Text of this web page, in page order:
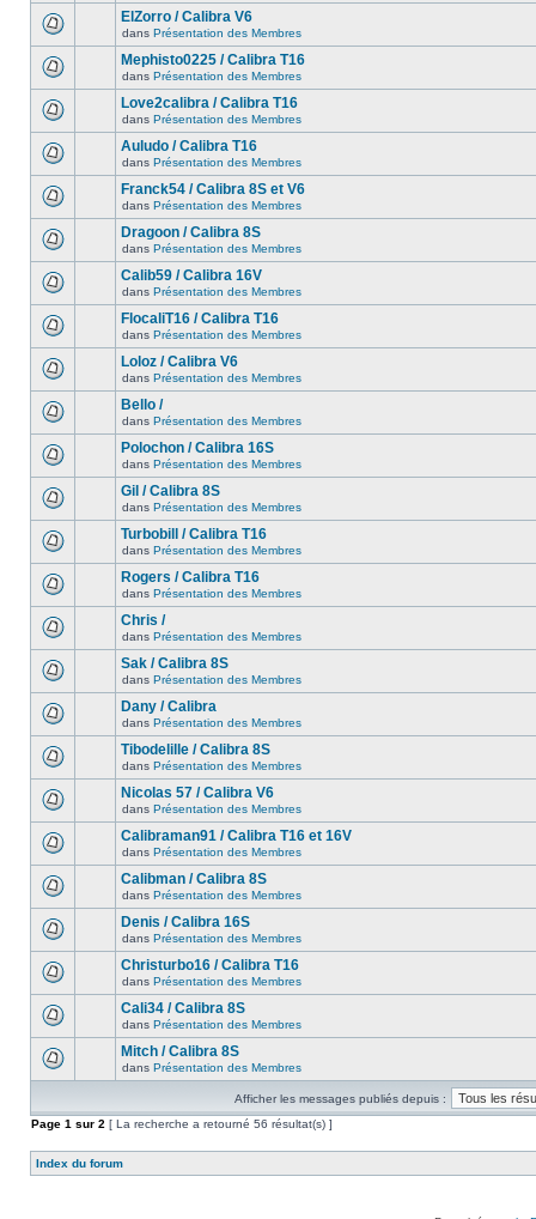
ElZorro / Calibra V6
dans Présentation des Membres
Mephisto0225 / Calibra T16
dans Présentation des Membres
Love2calibra / Calibra T16
dans Présentation des Membres
Auludo / Calibra T16
dans Présentation des Membres
Franck54 / Calibra 8S et V6
dans Présentation des Membres
Dragoon / Calibra 8S
dans Présentation des Membres
Calib59 / Calibra 16V
dans Présentation des Membres
FlocaliT16 / Calibra T16
dans Présentation des Membres
Loloz / Calibra V6
dans Présentation des Membres
Bello /
dans Présentation des Membres
Polochon / Calibra 16S
dans Présentation des Membres
Gil / Calibra 8S
dans Présentation des Membres
Turbobill / Calibra T16
dans Présentation des Membres
Rogers / Calibra T16
dans Présentation des Membres
Chris /
dans Présentation des Membres
Sak / Calibra 8S
dans Présentation des Membres
Dany / Calibra
dans Présentation des Membres
Tibodelille / Calibra 8S
dans Présentation des Membres
Nicolas 57 / Calibra V6
dans Présentation des Membres
Calibraman91 / Calibra T16 et 16V
dans Présentation des Membres
Calibman / Calibra 8S
dans Présentation des Membres
Denis / Calibra 16S
dans Présentation des Membres
Christurbo16 / Calibra T16
dans Présentation des Membres
Cali34 / Calibra 8S
dans Présentation des Membres
Mitch / Calibra 8S
dans Présentation des Membres
Afficher les messages publiés depuis :
Page 1 sur 2 [ La recherche a retourné 56 résultat(s) ]
Index du forum